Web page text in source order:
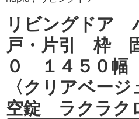
リビングドア
戸・片引 枠
０ １４５０
〈クリアベー
空錠 ラクラク